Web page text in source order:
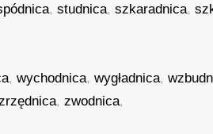
,studnica,szkaradnica,
,wychodnica,wygładnica,
,zwodnica,